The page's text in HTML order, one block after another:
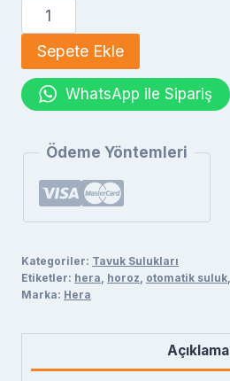
Çanaklı
Otomatik
Dolumlu
Suluk
Tele
Asma
Kancalı
+
Hortum
Seti
Girişli)
Sepete Ekle
WhatsApp ile Sipariş
Ödeme Yöntemleri
Kategoriler: Tavuk Sulukları
Etiketler: hera horoz otomatik suluk
Marka: Hera
Açıklama